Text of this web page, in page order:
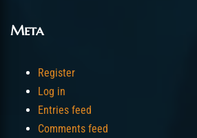
Meta
Register
Log in
Entries feed
Comments feed